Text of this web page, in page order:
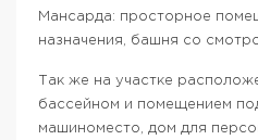
Мансарда: просторное
назначения, башня со
Так же на участке
бассейном и помещением
машиноместо, дом для